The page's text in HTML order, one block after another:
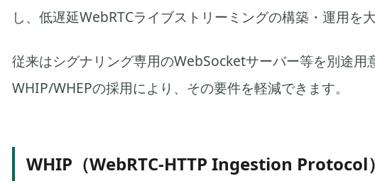
し、低遅延WebRTCライブストリーミングの構築・運用を
従来はシグナリング専用のWebSocketサーバー等を別途用
WHIP/WHEPの採用により、その要件を軽減できます。
WHIP（WebRTC-HTTP Ingestion Protocol